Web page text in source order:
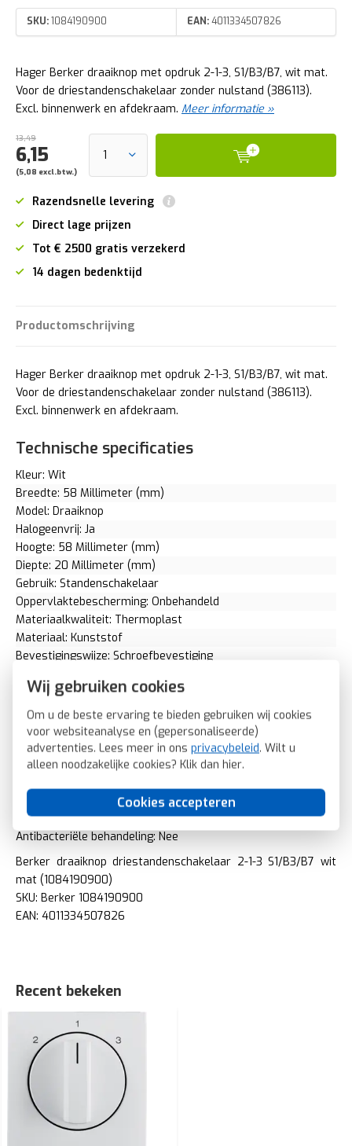
Wij gebruiken cookies
Om u de beste ervaring te bieden gebruiken wij cookies
voor websiteanalyse en (gepersonaliseerde)
advertenties. Lees meer in ons privacybeleid. Wilt u
alleen noodzakelijke cookies? Klik dan hier.
Cookies accepteren
SKU:1084190900 EAN:4011334507826
Hager Berker draaiknop met opdruk 2-1-3, S1/B3/B7, wit mat.
Voor de driestandenschakelaar zonder nulstand (386113).
Excl. binnenwerk en afdekraam. Meer informatie »
13,49
6,15
(5,08 excl.btw.)
Razendsnelle levering
Direct lage prijzen
Tot € 2500 gratis verzekerd
14 dagen bedenktijd
Productomschrijving
Hager Berker draaiknop met opdruk 2-1-3, S1/B3/B7, wit mat.
Voor de driestandenschakelaar zonder nulstand (386113).
Excl. binnenwerk en afdekraam.
Technische specificaties
Kleur: Wit
Breedte: 58 Millimeter (mm)
Model: Draaiknop
Halogeenvrij: Ja
Hoogte: 58 Millimeter (mm)
Diepte: 20 Millimeter (mm)
Gebruik: Standenschakelaar
Oppervlaktebescherming: Onbehandeld
Materiaalkwaliteit: Thermoplast
Materiaal: Kunststof
Bevestigingswijze: Schroefbevestiging
Controlevenster/verlicht: Nee
RAL-nummer (vergelijkbaar): 9010
Met indicatieveld: Nee
Met verwisselbare lens/symbool: Nee
Uitvoering oppervlakte: Mat
Geschikt voor bussysteem-toetsaansluiting: Nee
Aftastsymbool / barrièrevrij: Nee
Antibacteriële behandeling: Nee
Berker draaiknop driestandenschakelaar 2-1-3 S1/B3/B7 wit
mat (1084190900)
SKU: Berker 1084190900
EAN: 4011334507826
Recent bekeken